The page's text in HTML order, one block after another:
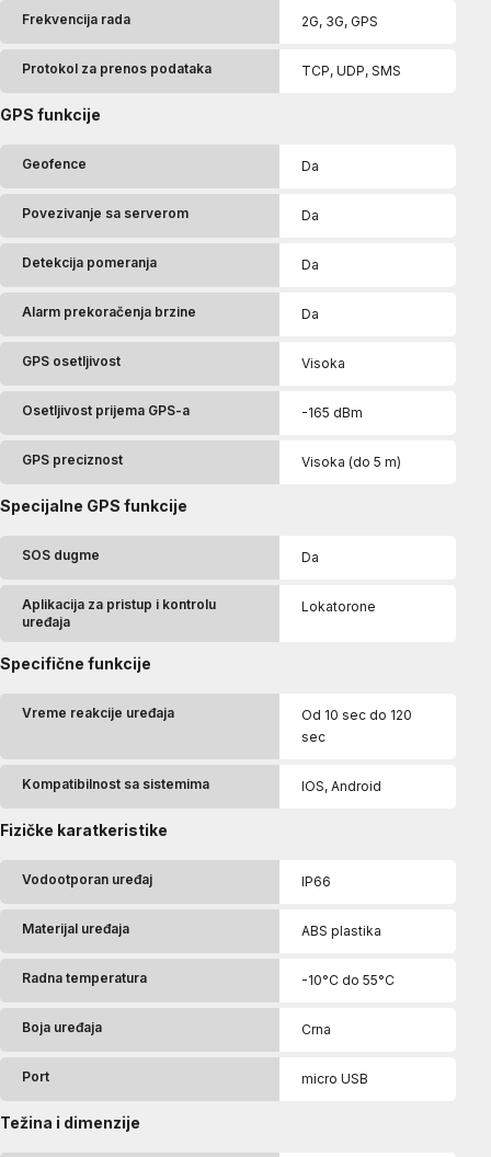
Frekvencija rada 2G, 3G, GPS
Protokol za prenos podataka TCP, UDP, SMS
GPS funkcije
Geofence Da
Povezivanje sa serverom Da
Detekcija pomeranja Da
Alarm prekoračenja brzine Da
GPS osetljivost Visoka
Osetljivost prijema GPS-a -165 dBm
GPS preciznost Visoka (do 5 m)
Specijalne GPS funkcije
SOS dugme Da
Aplikacija za pristup i kontrolu
uređaja
Lokatorone
Specifične funkcije
Vreme reakcije uređaja
Od 10 sec do 120
sec
Kompatibilnost sa sistemima IOS, Android
Fizičke karatkeristike
Vodootporan uređaj IP66
Materijal uređaja ABS plastika
Radna temperatura -10°C do 55°C
Boja uređaja Crna
Port micro USB
Težina i dimenzije